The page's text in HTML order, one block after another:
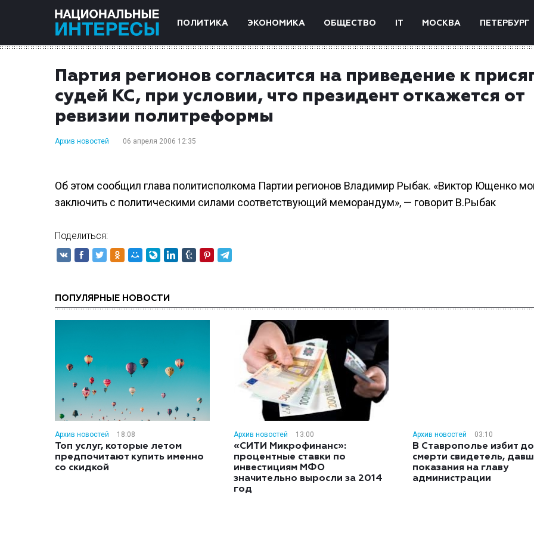
ПОЛИТИКА ЭКОНОМИКА ОБЩЕСТВО IT МОСКВА ПЕТЕРБУРГ
Партия регионов согласится на приведение к
судей КС, при условии, что президент откажется от
ревизии политреформы
Архив новостей 06 апреля 2006 12:35
Об этом сообщил глава политисполкома Партии регионов Владимир Рыбак. «Виктор Ющенко
заключить с политическими силами соответствующий меморандум», — говорит В.Рыбак
Поделиться:
ПОПУЛЯРНЫЕ НОВОСТИ
Архив новостей 18:08
Топ услуг, которые летом
предпочитают купить именно
со скидкой
Архив новостей 13:00
«СИТИ Микрофинанс»:
процентные ставки по
инвестициям МФО
значительно выросли за 2014
год
Архив новостей 03:10
В Ставрополье избит до
смерти свидетель,
показания на главу
администрации